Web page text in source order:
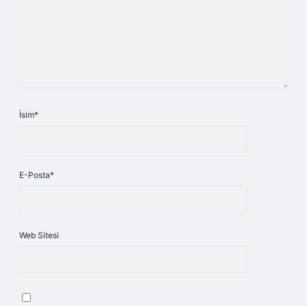
İsim*
E-Posta*
Web Sitesi